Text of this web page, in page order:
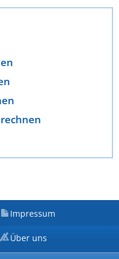
Impressum
Über uns